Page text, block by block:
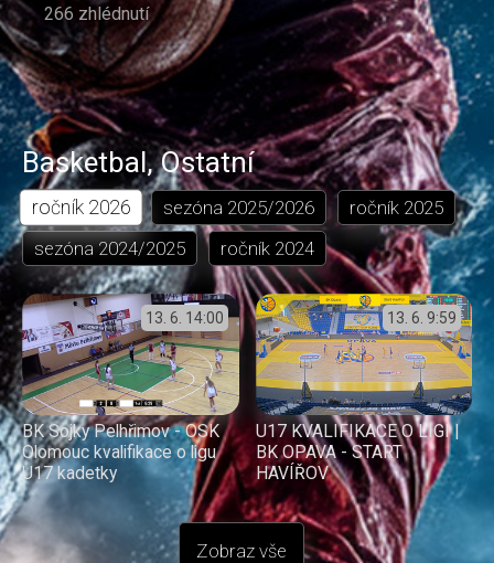
266 zhlédnutí
Basketbal,Ostatní
ročník 2026 sezóna 2025/2026 ročník 2025
sezóna 2024/2025 ročník 2024
13. 6. 14:00
BK Sojky Pelhřimov - OSK
Olomouc kvalifikace o ligu
U17 kadetky
13. 6. 9:59
U17 KVALIFIKACE O LIGI |
BK OPAVA - START
HAVÍŘOV
Zobraz vše